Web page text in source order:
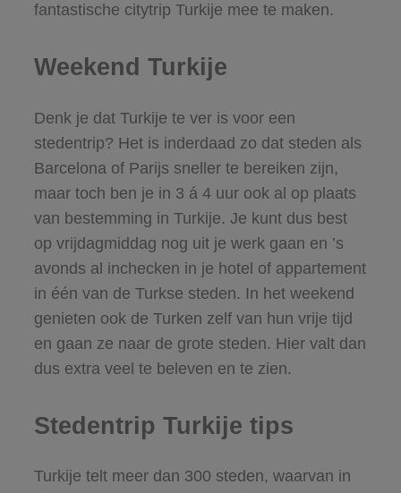
fantastische citytrip Turkije mee te maken.
Weekend Turkije
Denk je dat Turkije te ver is voor een
stedentrip? Het is inderdaad zo dat steden als
Barcelona of Parijs sneller te bereiken zijn,
maar toch ben je in 3 á 4 uur ook al op plaats
van bestemming in Turkije. Je kunt dus best
op vrijdagmiddag nog uit je werk gaan en ’s
avonds al inchecken in je hotel of appartement
in één van de Turkse steden. In het weekend
genieten ook de Turken zelf van hun vrije tijd
en gaan ze naar de grote steden. Hier valt dan
dus extra veel te beleven en te zien.
Stedentrip Turkije tips
Turkije telt meer dan 300 steden, waarvan in